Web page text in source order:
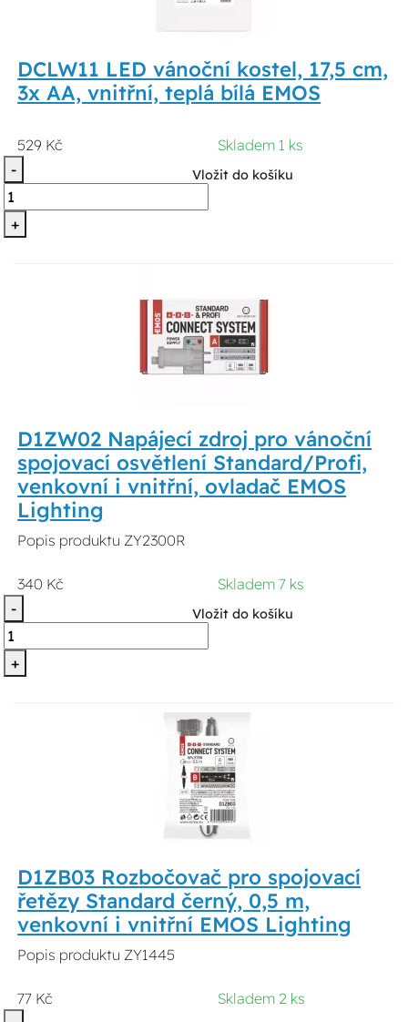
DCLW11 LED vánoční kostel, 17,5 cm,
3x AA, vnitřní, teplá bílá EMOS
529 Kč
Skladem 1 ks
-
+
Vložit do košíku
D1ZW02 Napájecí zdroj pro vánoční
spojovací osvětlení Standard/Profi,
venkovní i vnitřní, ovladač EMOS
Lighting
Popis produktu ZY2300R
340 Kč
Skladem 7 ks
-
+
Vložit do košíku
D1ZB03 Rozbočovač pro spojovací
řetězy Standard černý, 0,5 m,
venkovní i vnitřní EMOS Lighting
Popis produktu ZY1445
77 Kč
Skladem 2 ks